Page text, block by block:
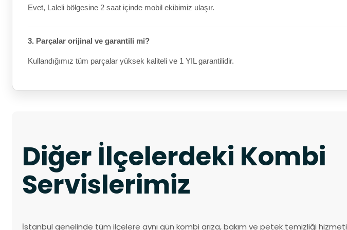
Evet, Laleli bölgesine 2 saat içinde mobil ekibimiz ulaşır.
3. Parçalar orijinal ve garantili mi?
Kullandığımız tüm parçalar yüksek kaliteli ve 1 YIL garantilidir.
Diğer İlçelerdeki Kombi
Servislerimiz
İstanbul genelinde tüm ilçelere aynı gün kombi arıza, bakım ve petek temizliği hizmeti